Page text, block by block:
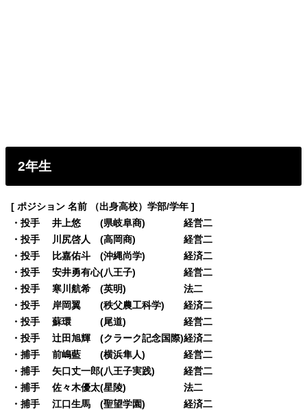
2年生
[ ポジション 名前 （出身高校）学部/学年 ]
・投手 井上悠 (県岐阜商) 経営二
・投手 川尻啓人 (高岡商) 経営二
・投手 比嘉佑斗 (沖縄尚学) 経済二
・投手 安井勇有心(八王子) 経営二
・投手 寒川航希 (英明) 法二
・投手 岸岡翼 (秩父農工科学) 経済二
・投手 蘇環 (尾道) 経営二
・投手 辻田旭輝 (クラーク記念国際)経済二
・捕手 前嶋藍 (横浜隼人) 経営二
・捕手 矢口丈一郎(八王子実践) 経営二
・捕手 佐々木優太(星陵) 法二
・捕手 江口生馬 (聖望学園) 経済二